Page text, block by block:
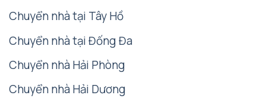
Chuyển nhà tại Tây Hồ
Chuyển nhà tại Đống Đa
Chuyển nhà Hải Phòng
Chuyển nhà Hải Dương